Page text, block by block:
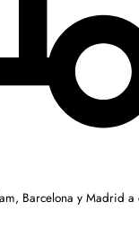
Barcelona y Madrid a